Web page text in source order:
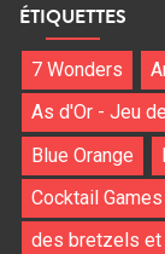
ÉTIQUETTES
7 Wonders
As d'Or - Jeu
Blue Orange
Cocktail Games
des bretzels et